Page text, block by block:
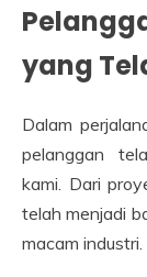
yang
Dalam
pelanggan
kami. Dari
telah menjadi
macam industri.